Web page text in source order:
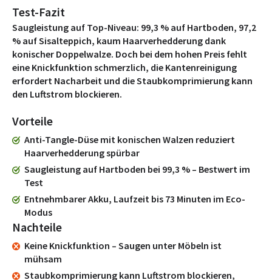
Test-Fazit
Saugleistung auf Top-Niveau: 99,3 % auf Hartboden, 97,2
% auf Sisalteppich, kaum Haarverhedderung dank
konischer Doppelwalze. Doch bei dem hohen Preis fehlt
eine Knickfunktion schmerzlich, die Kantenreinigung
erfordert Nacharbeit und die Staubkomprimierung kann
den Luftstrom blockieren.
Vorteile
Anti-Tangle-Düse mit konischen Walzen reduziert
Haarverhedderung spürbar
Saugleistung auf Hartboden bei 99,3 % – Bestwert im
Test
Entnehmbarer Akku, Laufzeit bis 73 Minuten im Eco-
Modus
Nachteile
Keine Knickfunktion – Saugen unter Möbeln ist
mühsam
Staubkomprimierung kann Luftstrom blockieren,